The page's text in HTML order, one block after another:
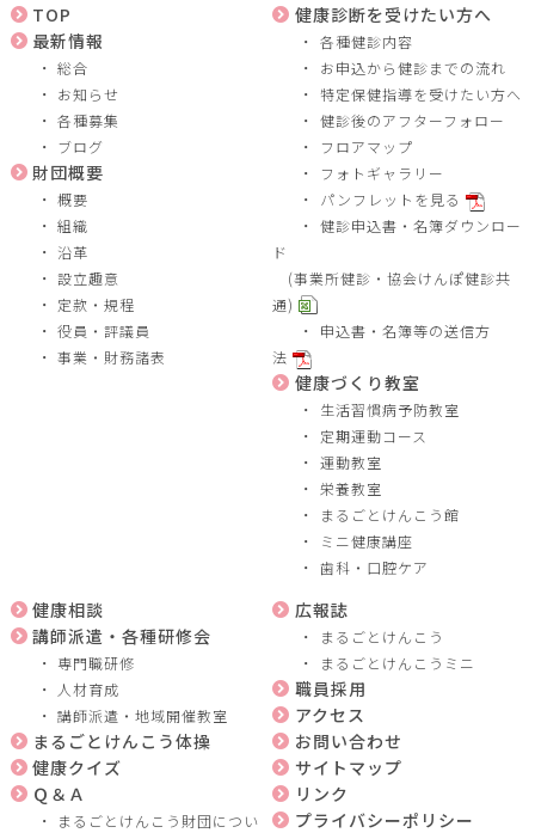
TOP
最新情報
総合
お知らせ
各種募集
ブログ
財団概要
概要
組織
沿革
設立趣意
定款・規程
役員・評議員
事業・財務諸表
健康診断を受けたい方へ
各種健診内容
お申込から健診までの流れ
特定保健指導を受けたい方へ
健診後のアフターフォロー
フロアマップ
フォトギャラリー
パンフレットを見る
健診申込書・名簿ダウンロー
ド
(事業所健診・協会けんぽ健診共
通)
申込書・名簿等の送信方
法
健康づくり教室
生活習慣病予防教室
定期運動コース
運動教室
栄養教室
まるごとけんこう館
ミニ健康講座
歯科・口腔ケア
健康相談
講師派遣・各種研修会
専門職研修
人材育成
講師派遣・地域開催教室
まるごとけんこう体操
健康クイズ
Ｑ＆Ａ
まるごとけんこう財団につい
広報誌
まるごとけんこう
まるごとけんこうミニ
職員採用
アクセス
お問い合わせ
サイトマップ
リンク
プライバシーポリシー